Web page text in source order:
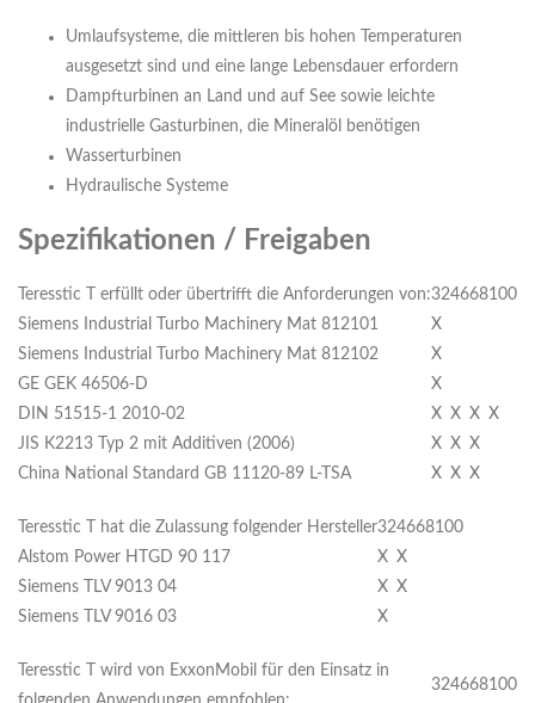
Umlaufsysteme, die mittleren bis hohen Temperaturen
ausgesetzt sind und eine lange Lebensdauer erfordern
Dampfturbinen an Land und auf See sowie leichte
industrielle Gasturbinen, die Mineralöl benötigen
Wasserturbinen
Hydraulische Systeme
Spezifikationen / Freigaben
Teresstic T erfüllt oder übertrifft die Anforderungen von:324668100
Siemens Industrial Turbo Machinery Mat 812101
X
Siemens Industrial Turbo Machinery Mat 812102
X
GE GEK 46506-D
X
DIN 51515-1 2010-02
X X X X
JIS K2213 Typ 2 mit Additiven (2006)
X X X
China National Standard GB 11120-89 L-TSA
X X X
Teresstic T hat die Zulassung folgender Hersteller324668100
Alstom Power HTGD 90 117
X X
Siemens TLV 9013 04
X X
Siemens TLV 9016 03
X
Teresstic T wird von ExxonMobil für den Einsatz in
324668100